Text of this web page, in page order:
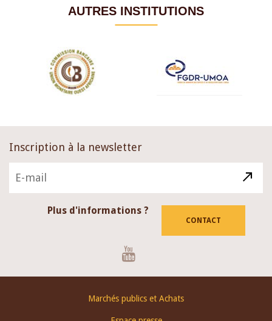
AUTRES INSTITUTIONS
Inscription à la newsletter
Plus d'informations ?
CONTACT
Marchés publics et Achats